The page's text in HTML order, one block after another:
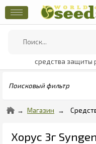
средства защиты
Поисковый фильтр
Магазин
Хорус 3г